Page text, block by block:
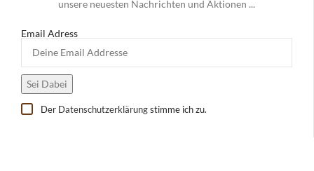
unsere neuesten Nachrichten und Aktionen ...
Email Adress
Der Datenschutzerklärungstimme ich zu.